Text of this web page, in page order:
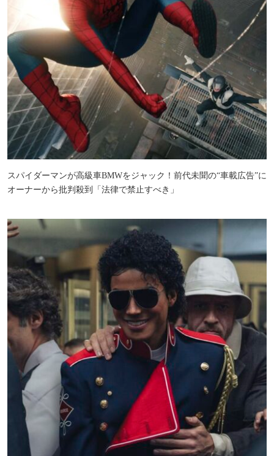
スパイダーマンが高級車BMWをジャック！前代未聞の“車載広告”に
オーナーから批判殺到「法律で禁止すべき」